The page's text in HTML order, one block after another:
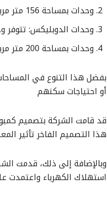
وحدات بمساحة 156 متر مربع، مع وجود حديقة تصل مساحتها إلى 37 متر مربع
وحدات الدوبليكس: تتوفر وحدات
وحدات بمساحة 200 متر مربع: تتميز هذه الوحدات بتوفير خدمات متكاملة ومرافق على أعلى مستوى
بفضل هذا التنوع في
أو احتياجات سكنهم
قد قامت الشركة بتصميم
هذا التصميم الفاخر تأثير
وبالإضافة إلى ذلك، قدمت
استهلاك الكهرباء واعتمدت